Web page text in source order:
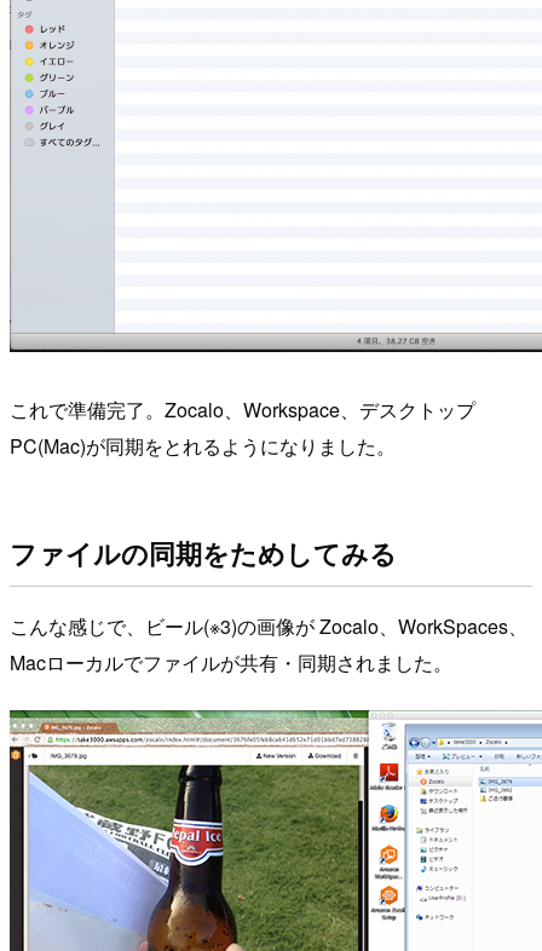
これで準備完了。Zocalo、Workspace、デスクトップ
PC(Mac)が同期をとれるようになりました。
ファイルの同期をためしてみる
こんな感じで、ビール(※3)の画像が Zocalo、WorkSpaces、
Macローカルでファイルが共有・同期されました。